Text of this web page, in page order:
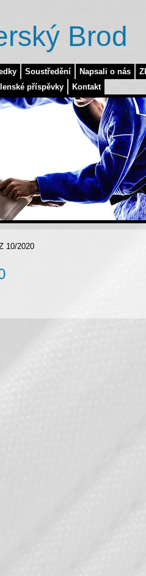
Soustředění Napsali o nás
příspěvky Kontakt
Brod
10/2020